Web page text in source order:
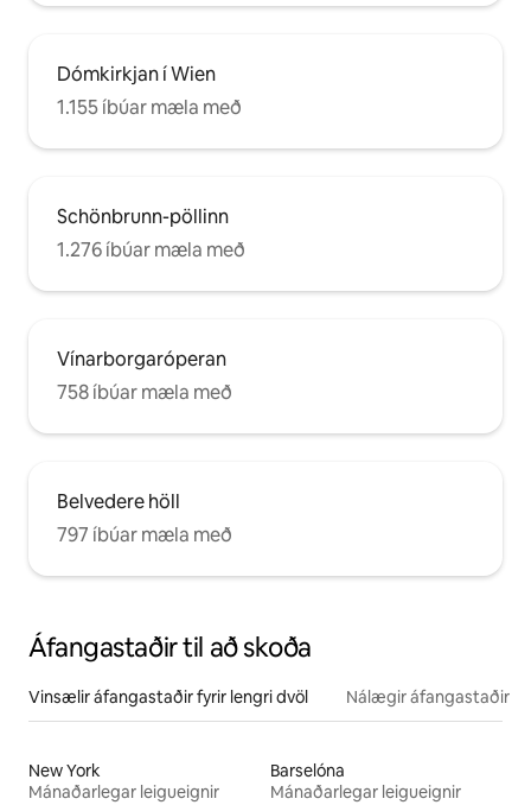
Dómkirkjan í Wien
1.155 íbúar mæla með
Schönbrunn-pöllinn
1.276 íbúar mæla með
Vínarborgaróperan
758 íbúar mæla með
Belvedere höll
797 íbúar mæla með
Áfangastaðir til að skoða
Vinsælir áfangastaðir fyrir lengri dvöl Nálægir áfangastaðir
New York
Mánaðarlegar leigueignir
Barselóna
Mánaðarlegar leigueignir